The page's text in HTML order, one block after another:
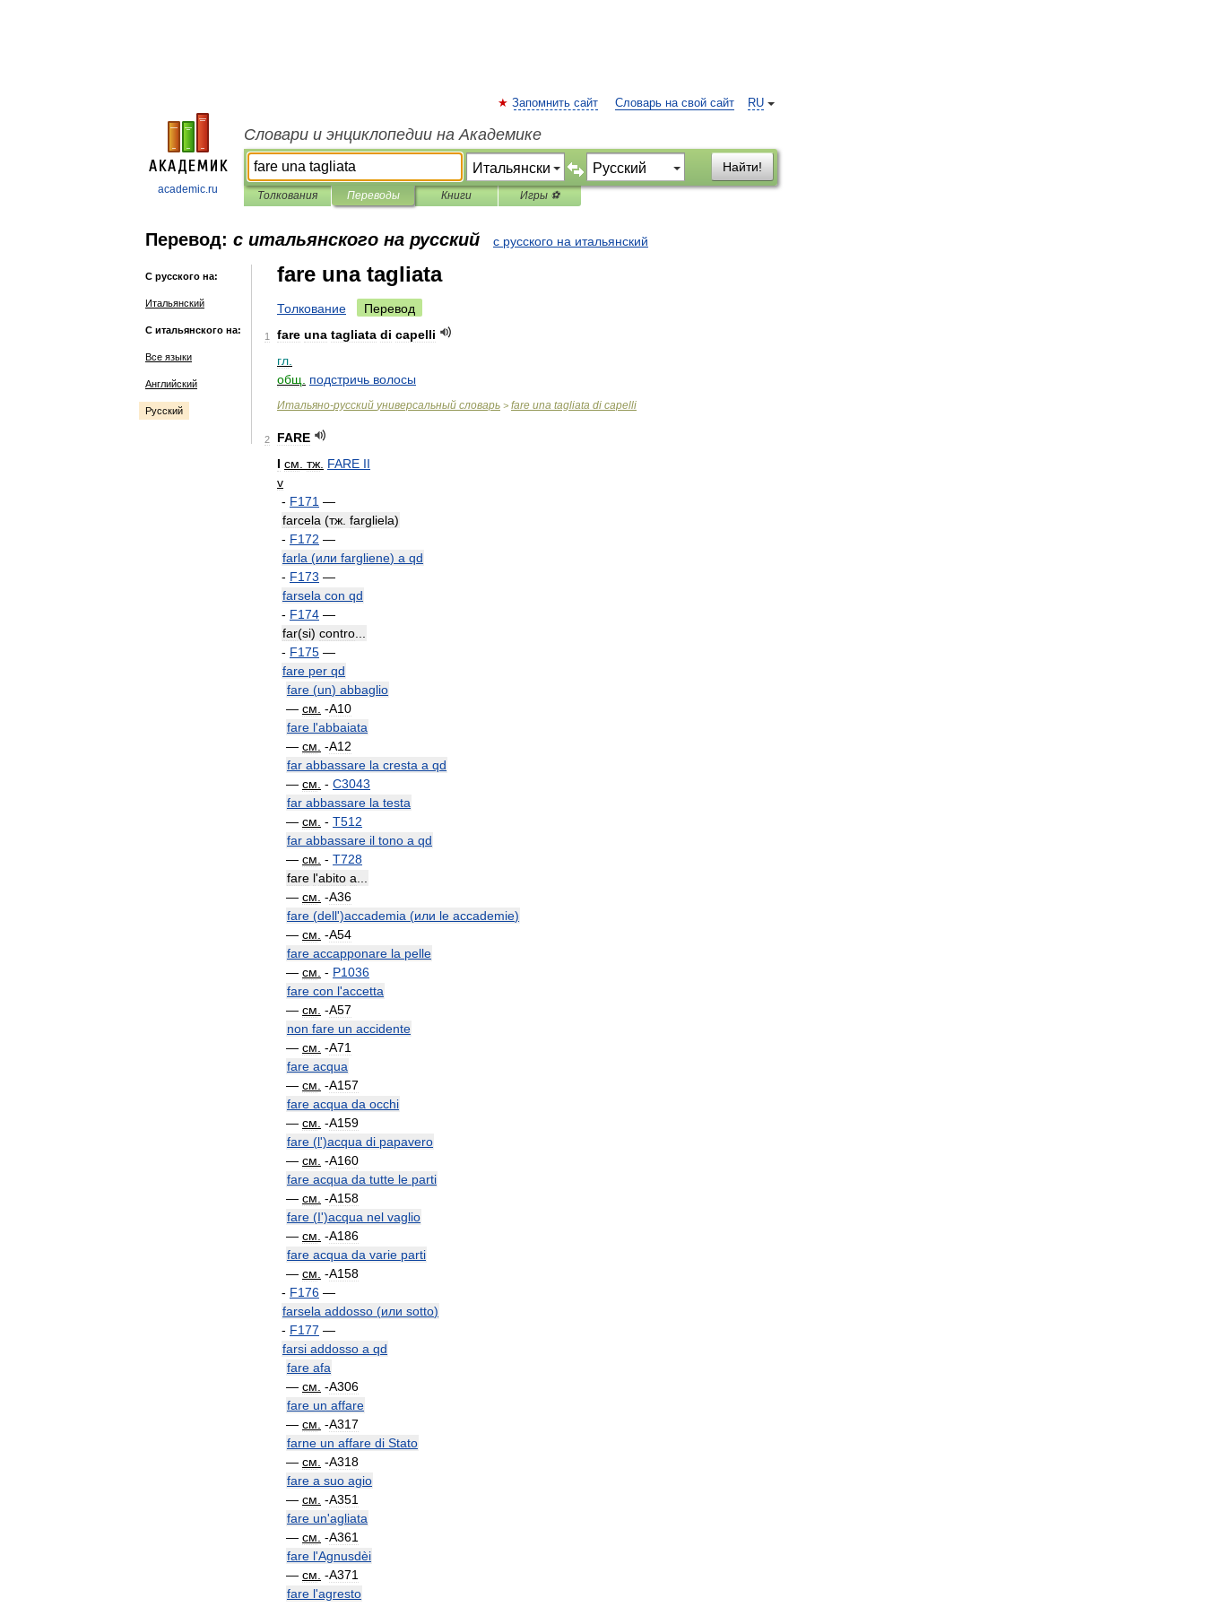
academic.ru
RU
Запомнить сайт Словарь на свой сайт
Словари и энциклопедии на Академике
Найти!
Толкования Переводы Книги Игры ⚽
Перевод: с итальянского на русский с русского на итальянский
С русского на:
Итальянский
С итальянского на:
Все языки
Английский
Русский
fare una tagliata
Толкование Перевод
1 fare una tagliata di capelli
гл
общ
подстричь волосы
Итальяно-русский универсальный словарь > fare una tagliata di capelli
2
FARE
I см тж FARE II
v
- F171 —
farcela (тж fargliela)
- F172 —
farla (или fargliene) a qd
- F173 —
farsela con qd
- F174 —
far(si) contro
- F175 —
fare per qd
fare (un) abbaglio
— см -A10
fare l'abbaiata
— см -A12
far abbassare la cresta a qd
— см - C3043
far abbassare la testa
— см - T512
far abbassare il tono a qd
— см - T728
fare l'abito a
— см -A36
fare (dell')accademia (или le accademie)
— см -A54
fare accapponare la pelle
— см - P1036
fare con l'accetta
— см -A57
non fare un accidente
— см -A71
fare acqua
— см -A157
fare acqua da occhi
— см -A159
fare (l')acqua di papavero
— см -A160
fare acqua da tutte le parti
— см -A158
fare (I')acqua nel vaglio
— см -A186
fare acqua da varie parti
— см -A158
- F176 —
farsela addosso (или sotto)
- F177 —
farsi addosso a qd
fare afa
— см -A306
fare un affare
— см -A317
farne un affare di Stato
— см -A318
fare a suo agio
— см -A351
fare un'agliata
— см -A361
fare l'Agnusdèi
— см -A371
fare l'agresto